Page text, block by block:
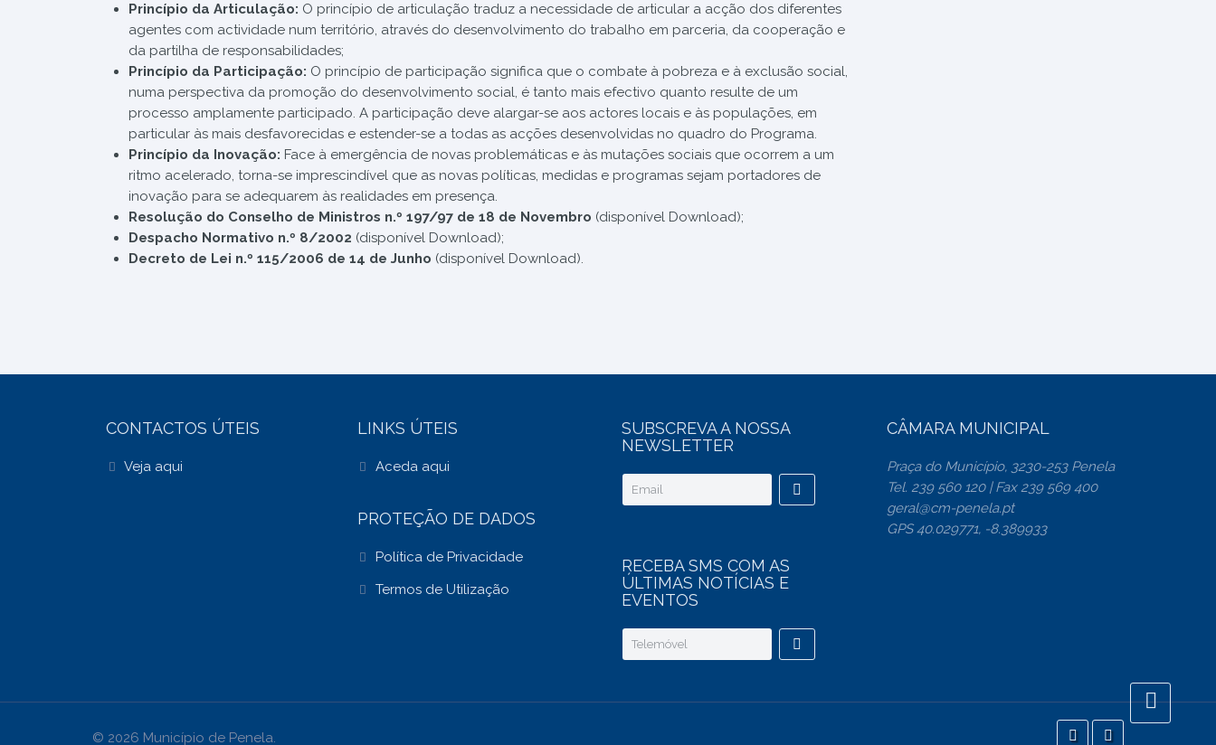
Princípio da Articulação: O princípio de articulação traduz a necessidade de articular a acção dos diferentes
agentes com actividade num território, através do desenvolvimento do trabalho em parceria, da cooperação e
da partilha de responsabilidades;
Princípio da Participação: O princípio de participação significa que o combate à pobreza e à exclusão social,
numa perspectiva da promoção do desenvolvimento social, é tanto mais efectivo quanto resulte de um
processo amplamente participado. A participação deve alargar-se aos actores locais e às populações, em
particular às mais desfavorecidas e estender-se a todas as acções desenvolvidas no quadro do Programa.
Princípio da Inovação: Face à emergência de novas problemáticas e às mutações sociais que ocorrem a um
ritmo acelerado, torna-se imprescindível que as novas políticas, medidas e programas sejam portadores de
inovação para se adequarem às realidades em presença.
Resolução do Conselho de Ministros n.º 197/97 de 18 de Novembro (disponível Download);
Despacho Normativo n.º 8/2002 (disponível Download);
Decreto de Lei n.º 115/2006 de 14 de Junho (disponível Download).
CONTACTOS ÚTEIS
Veja aqui
LINKS ÚTEIS
Aceda aqui
PROTEÇÃO DE DADOS
Política de Privacidade
Termos de Utilização
SUBSCREVA A NOSSA
NEWSLETTER
RECEBA SMS COM AS
ÚLTIMAS NOTÍCIAS E
EVENTOS
CÂMARA MUNICIPAL
Praça do Município, 3230-253 Penela
Tel. 239 560 120 | Fax 239 569 400
geral@cm-penela.pt
GPS 40.029771, -8.389933
© 2026 Município de Penela.